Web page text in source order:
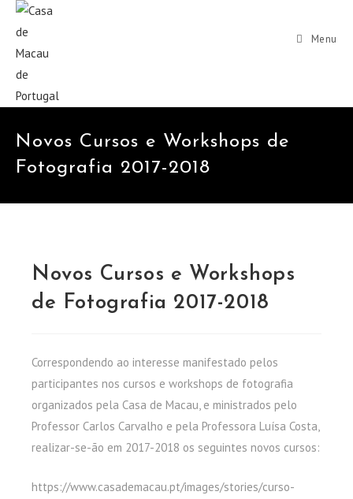
Menu
Novos Cursos e Workshops de
Fotografia 2017-2018
Novos Cursos e Workshops
de Fotografia 2017-2018
Correspondendo ao interesse manifestado pelos
participantes nos cursos e workshops de fotografia
organizados pela Casa de Macau, e ministrados pelo
Professor Carlos Carvalho e pela Professora Luísa Costa,
realizar-se-ão em 2017-2018 os seguintes novos cursos:
https://www.casademacau.pt/images/stories/curso-